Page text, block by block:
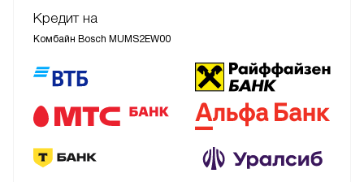
Кредит на
Комбайн Bosch MUMS2EW00